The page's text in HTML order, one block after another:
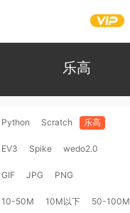
乐高
Python Scratch 乐高
EV3 Spike wedo2.0
GIF JPG PNG
10-50M 10M以下 50-100M